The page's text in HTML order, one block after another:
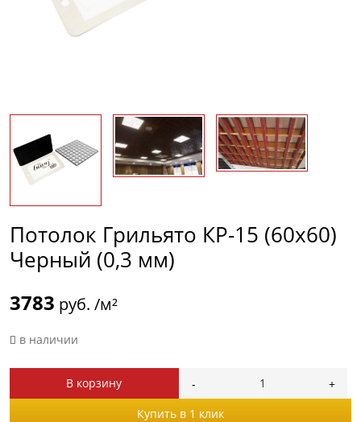
Потолок Грильято КР-15 (60х60)
Черный (0,3 мм)
3783 руб. /м²
в наличии
В корзину
Купить в 1 клик